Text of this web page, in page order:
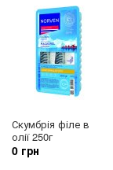
Скумбрія філе в
олії 250г
0 грн